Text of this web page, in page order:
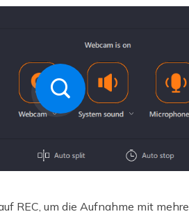
REC, um die Aufnahme mit